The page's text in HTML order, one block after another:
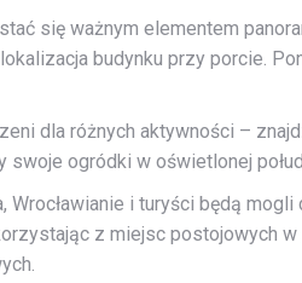
się ważnym elementem
budynku przy porcie.
dla różnych aktywności –
swoje ogródki w oświetlonej
i turyści będą
z miejsc postojowych